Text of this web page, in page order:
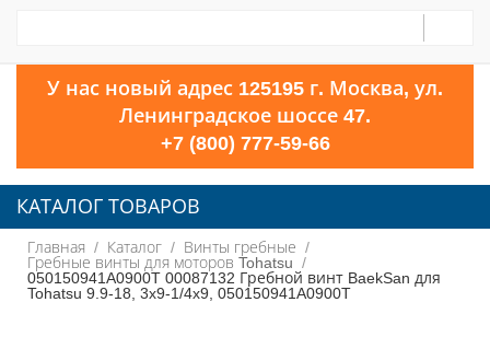
У нас новый адрес 125195 г. Москва, ул.
Ленинградское шоссе 47.
+7 (800) 777-59-66
КАТАЛОГ ТОВАРОВ
Главная Каталог
Винты гребные
Гребные винты для моторов Tohatsu
050150941A0900T 00087132 Гребной винт BaekSan для
Tohatsu 9.9-18, 3x9-1/4x9, 050150941A0900T